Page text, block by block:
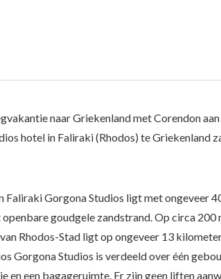
naar Griekenland met Corendon
hotel in Faliraki (Rhodos) te Griekenland
Faliraki Gorgona Studios ligt met ongeveer
goudgele zandstrand. Op circa
Rhodos-Stad ligt op ongeveer 13
Gorgona Studios is verdeeld over één
en een bagageruimte. Er zijn geen liften